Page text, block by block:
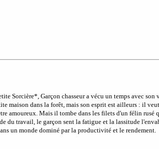
Sorcière*, Garçon chasseur a vécu un temps avec
maison dans la forêt, mais son esprit est ailleurs : il
amoureux. Mais il tombe dans les filets d'un félin
du travail, le garçon sent la fatigue et la lassitude
un monde dominé par la productivité et le rendement.